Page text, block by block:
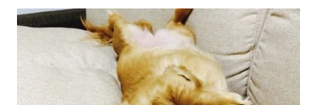
TRAVEL
TV
WAHANANEWS